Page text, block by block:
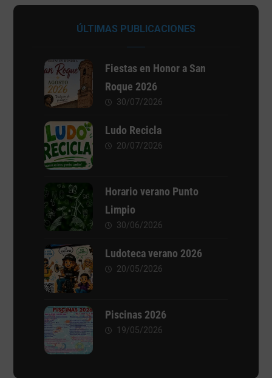
ÚLTIMAS PUBLICACIONES
Fiestas en Honor a San
Roque 2026
30/07/2026
Ludo Recicla
20/07/2026
Horario verano Punto
Limpio
30/06/2026
Ludoteca verano 2026
20/05/2026
Piscinas 2026
19/05/2026